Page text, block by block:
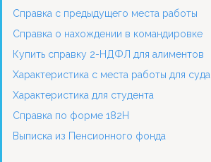
Справка с предыдущего места работы
Справка о нахождении в командировке
Купить справку 2-НДФЛ для алиментов
Характеристика с места работы для суда
Характеристика для студента
Справка по форме 182Н
Выписка из Пенсионного фонда